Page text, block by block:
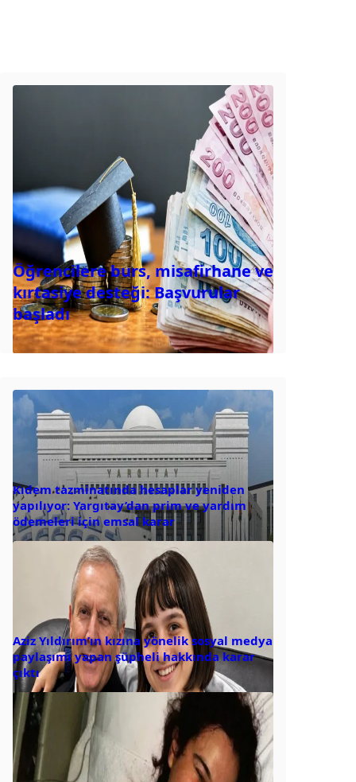
Öğrencilere burs, misafirhane ve
kırtasiye desteği: Başvurular
başladı
Kıdem tazminatında hesaplar yeniden
yapılıyor: Yargıtay’dan prim ve yardım
ödemeleri için emsal karar
Aziz Yıldırım’ın kızına yönelik sosyal medya
paylaşımı yapan şüpheli hakkında karar
çıktı